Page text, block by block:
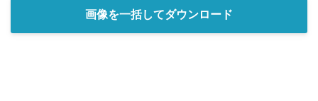
画像を一括してダウンロード